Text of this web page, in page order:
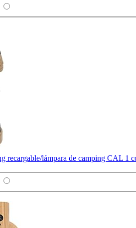
recargable/lámpara de camping CAL 1